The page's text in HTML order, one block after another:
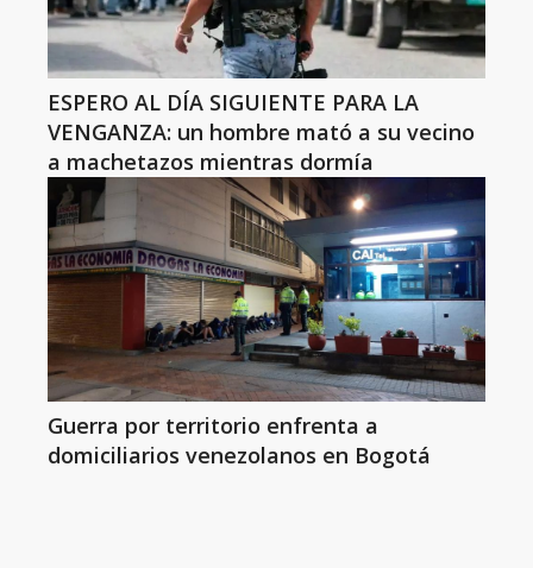
ESPERO AL DÍA SIGUIENTE PARA LA
VENGANZA: un hombre mató a su vecino
a machetazos mientras dormía
Guerra por territorio enfrenta a
domiciliarios venezolanos en Bogotá